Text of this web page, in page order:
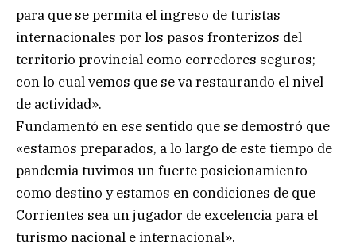
para que se permita el ingreso de turistas
internacionales por los pasos fronterizos del
territorio provincial como corredores seguros;
con lo cual vemos que se va restaurando el nivel
de actividad».
Fundamentó en ese sentido que se demostró que
«estamos preparados, a lo largo de este tiempo de
pandemia tuvimos un fuerte posicionamiento
como destino y estamos en condiciones de que
Corrientes sea un jugador de excelencia para el
turismo nacional e internacional».